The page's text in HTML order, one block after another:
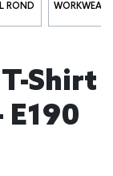
ROND
WORKWEAR
Shirt
E190